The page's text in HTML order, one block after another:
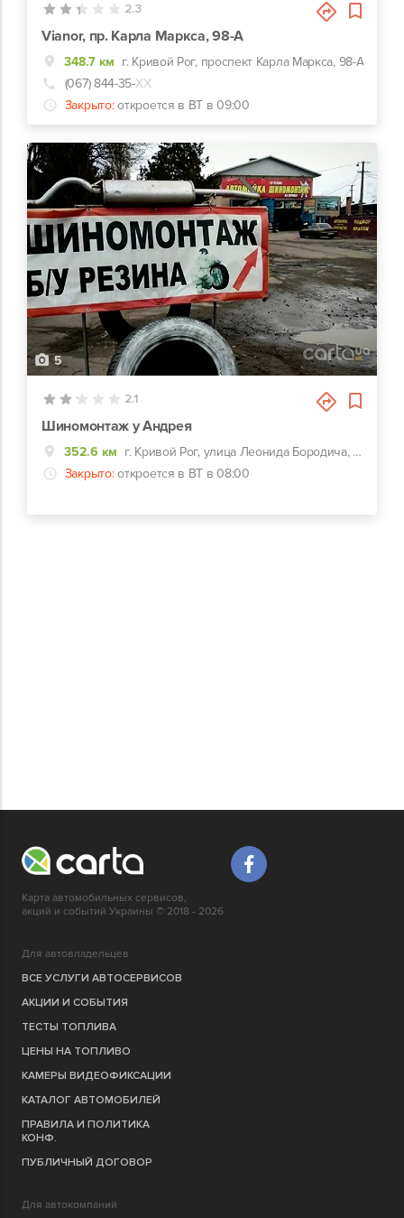
2.3
Vianor, пр. Карла Маркса, 98-А
348.7 км г. Кривой Рог, проспект Карла Маркса, 98-А
(067) 844-35-ХХ
Закрыто: откроется в ВТ в 09:00
5
2.1
Шиномонтаж у Андрея
352.6 км
г. Кривой Рог, улица Леонида Бородича, 7ж
Закрыто: откроется в ВТ в 08:00
Карта автомобильных сервисов,
акций и событий Украины © 2018 - 2026
Для автовладельцев
ВСЕ УСЛУГИ АВТОСЕРВИСОВ
АКЦИИ И СОБЫТИЯ
ТЕСТЫ ТОПЛИВА
ЦЕНЫ НА ТОПЛИВО
КАМЕРЫ ВИДЕОФИКСАЦИИ
КАТАЛОГ АВТОМОБИЛЕЙ
ПРАВИЛА И ПОЛИТИКА
КОНФ.
ПУБЛИЧНЫЙ ДОГОВОР
Для автокомпаний